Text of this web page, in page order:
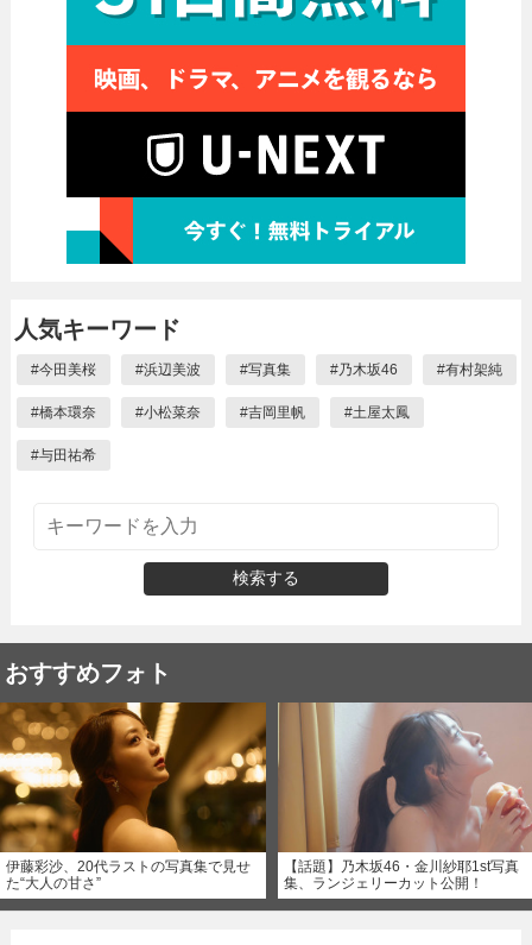
人気キーワード
#今田美桜 #浜辺美波 #写真集 #乃木坂46 #有村架純
#橋本環奈 #小松菜奈 #吉岡里帆 #土屋太鳳
#与田祐希
検索する
おすすめフォト
伊藤彩沙、20代ラストの写真集で見せ
た“大人の甘さ”
【話題】乃木坂46・金川紗耶1st写真
集、ランジェリーカット公開！